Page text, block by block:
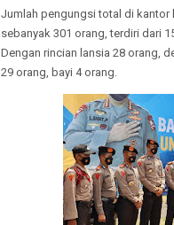
Jumlah pengungsi total di kantor
sebanyak 301 orang, terdiri dari
Dengan rincian lansia 28 orang,
29 orang, bayi 4 orang.